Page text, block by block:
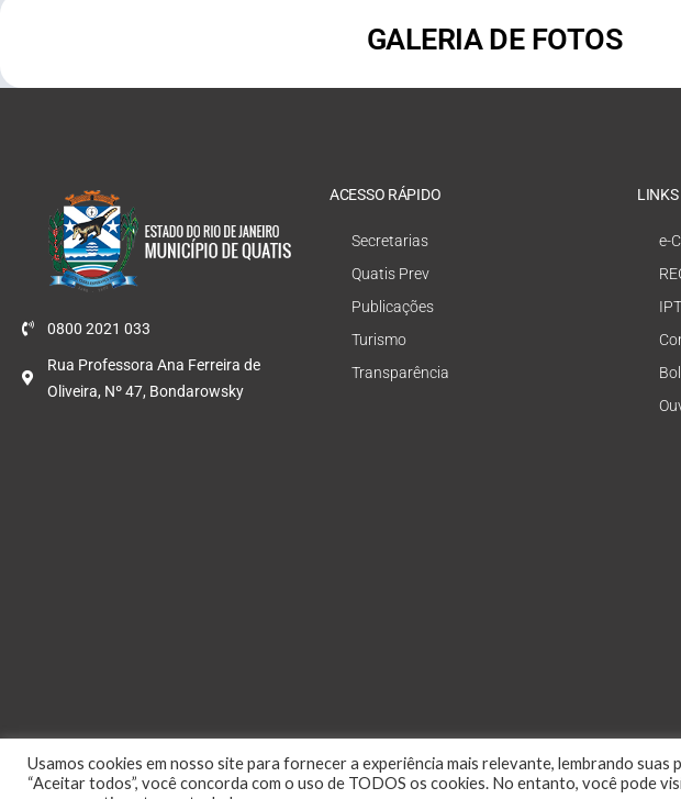
GALERIA DE FOTOS
0800 2021 033
Rua Professora Ana Ferreira de
Oliveira, Nº 47, Bondarowsky
ACESSO RÁPIDO
Secretarias
Quatis Prev
Publicações
Turismo
Transparência
LINKS
e-
Usamos cookies em nosso site para fornecer a experiência mais relevante, lembrando
“Aceitar todos”, você concorda com o uso de TODOS os cookies. No entanto, você pode